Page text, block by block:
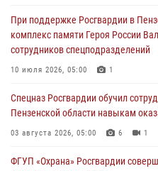
дома
03 августа 2026, 05:59
Росгвардейцы Пензенской
03 августа 2026, 05:15
При поддержке Росгвардии в
комплекс памяти Героя России
сотрудников спецподразделений
10 июля 2026, 05:00 1
Спецназ Росгвардии обучил
Пензенской области навыкам
03 августа 2026, 05:00 6 1
ФГУП «Охрана» Росгвардии